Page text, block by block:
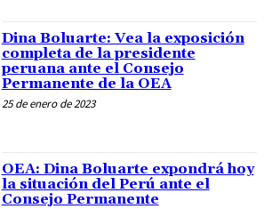
Dina Boluarte: Vea la exposición
completa de la presidente
peruana ante el Consejo
Permanente de la OEA
25 de enero de 2023
OEA: Dina Boluarte expondrá hoy
la situación del Perú ante el
Consejo Permanente